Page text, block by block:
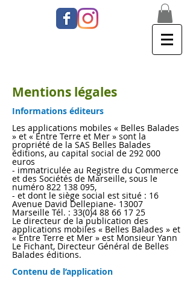
Mentions légales
Informations éditeurs
Les applications mobiles « Belles Balades
» et « Entre Terre et Mer » sont la
propriété de la SAS Belles Balades
éditions, au capital social de 292 000
euros
- immatriculée au Registre du Commerce
et des Sociétés de Marseille, sous le
numéro 822 138 095,
- et dont le siège social est situé : 16
Avenue David Dellepiane- 13007
Marseille Tél. : 33(0)4 88 66 17 25
Le directeur de la publication des
applications mobiles « Belles Balades » et
« Entre Terre et Mer » est Monsieur Yann
Le Fichant, Directeur Général de Belles
Balades éditions.
Contenu de l’application